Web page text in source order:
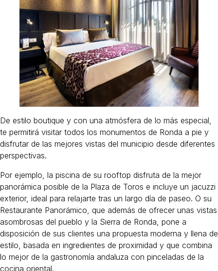
De estilo boutique y con una atmósfera de lo más especial,
te permitirá visitar todos los monumentos de Ronda a pie y
disfrutar de las mejores vistas del municipio desde diferentes
perspectivas.
Por ejemplo, la piscina de su rooftop disfruta de la mejor
panorámica posible de la Plaza de Toros e incluye un jacuzzi
exterior, ideal para relajarte tras un largo día de paseo. O su
Restaurante Panorámico, que además de ofrecer unas vistas
asombrosas del pueblo y la Sierra de Ronda, pone a
disposición de sus clientes una propuesta moderna y llena de
estilo, basada en ingredientes de proximidad y que combina
lo mejor de la gastronomía andaluza con pinceladas de la
cocina oriental.